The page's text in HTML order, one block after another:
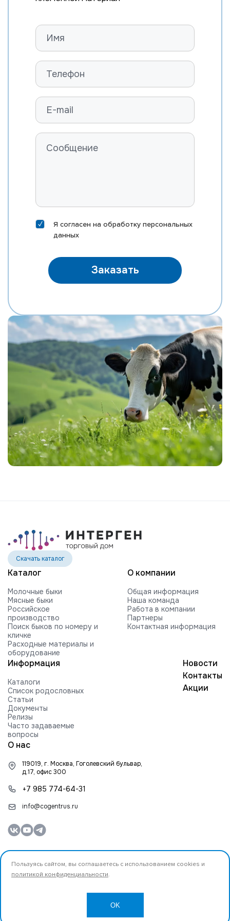
БЫКИ STGEN
Я согласен на обработку персональных
данных
Заказать
Скачать каталог
Каталог
Молочные быки
Мясные быки
Российское
производство
Поиск быков по номеру и
кличке
Расходные материалы и
оборудование
О компании
Общая информация
Наша команда
Работа в компании
Партнеры
Контактная информация
Информация
Каталоги
Список родословных
Статьи
Документы
Релизы
Часто задаваемые
вопросы
Новости
Контакты
Акции
О нас
119019, г. Москва, Гоголевский бульвар,
д.17, офис 300
+7 985 774-64-31
info@cogentrus.ru
Пользуясь сайтом, вы соглашаетесь с использованием cookies и
политикой конфиденциальности.
OK